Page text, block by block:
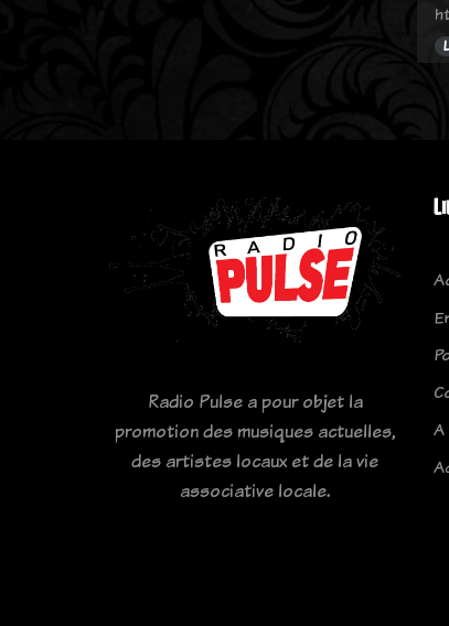
Radio Pulse a pour objet la
promotion des musiques actuelles,
des artistes locaux et de la vie
associative locale.
A